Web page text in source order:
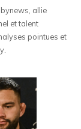
allie
et talent
pointues et